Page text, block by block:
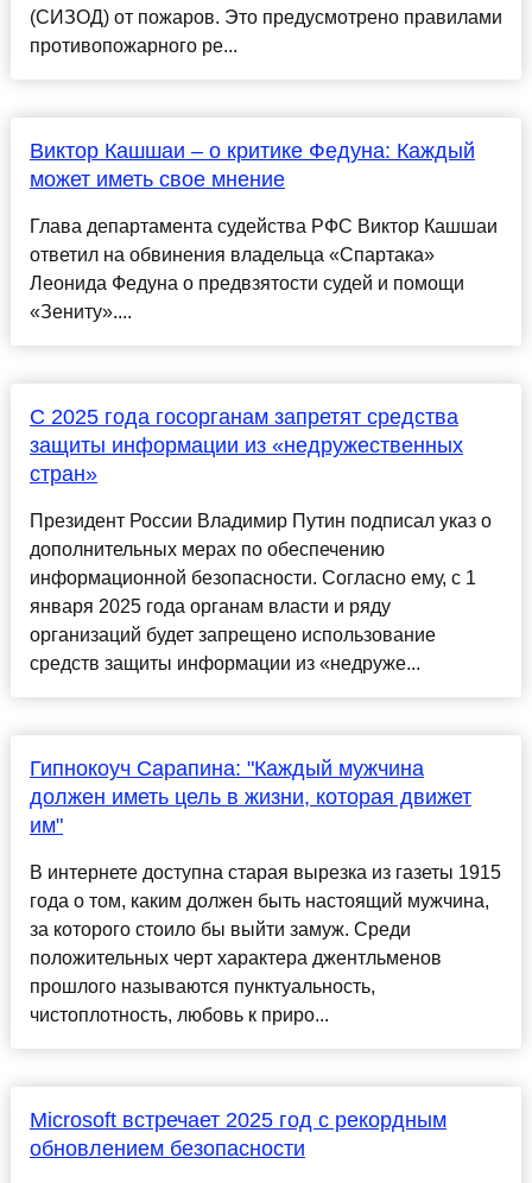
(СИЗОД) от пожаров. Это предусмотрено правилами
противопожарного ре...
Виктор Кашшаи – о критике Федуна: Каждый
может иметь свое мнение
Глава департамента судейства РФС Виктор Кашшаи
ответил на обвинения владельца «Спартака»
Леонида Федуна о предвзятости судей и помощи
«Зениту»....
С 2025 года госорганам запретят средства
защиты информации из «недружественных
стран»
Президент России Владимир Путин подписал указ о
дополнительных мерах по обеспечению
информационной безопасности. Согласно ему, с 1
января 2025 года органам власти и ряду
организаций будет запрещено использование
средств защиты информации из «недруже...
Гипнокоуч Сарапина: "Каждый мужчина
должен иметь цель в жизни, которая движет
им"
В интернете доступна старая вырезка из газеты 1915
года о том, каким должен быть настоящий мужчина,
за которого стоило бы выйти замуж. Среди
положительных черт характера джентльменов
прошлого называются пунктуальность,
чистоплотность, любовь к приро...
Microsoft встречает 2025 год с рекордным
обновлением безопасности